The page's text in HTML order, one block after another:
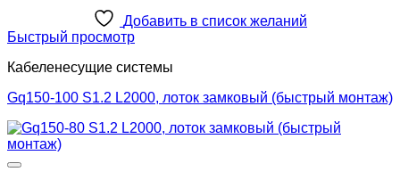
Добавить в список желаний
Быстрый просмотр
Кабеленесущие системы
Gq150-100 S1.2 L2000, лоток замковый (быстрый монтаж)